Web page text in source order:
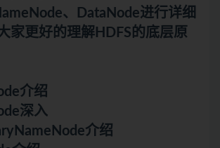
、DataNode进行详细
家更好的理解HDFS的底层原
介绍
深入
介绍